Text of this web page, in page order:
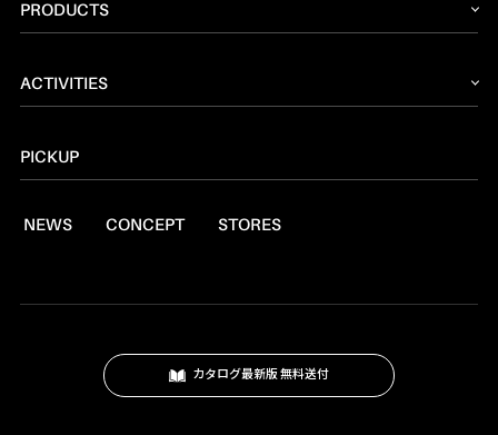
PRODUCTS
ストーブ
燃料
クッキングツール
テーブル・カップ・カトラリー
ACTIVITIES
レシピ
PICKUP
NEWS CONCEPT STORES
カタログ最新版 無料送付